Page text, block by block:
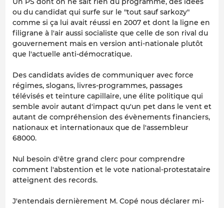
ou du candidat qui surfe sur le "tout sauf sarkozy"
comme si ça lui avait réussi en 2007 et dont la ligne en
filigrane à l'air aussi socialiste que celle de son rival du
gouvernement mais en version anti-nationale plutôt
que l'actuelle anti-démocratique.
Des candidats avides de communiquer avec force
régimes, slogans, livres-programmes, passages
télévisés et teinture capillaire, une élite politique qui
semble avoir autant d'impact qu'un pet dans le vent et
autant de compréhension des évènements financiers,
nationaux et internationaux que de l'assembleur
68000.
Nul besoin d'être grand clerc pour comprendre
comment l'abstention et le vote national-protestataire
atteignent des records.
J'entendais dernièrement M. Copé nous déclarer mi-